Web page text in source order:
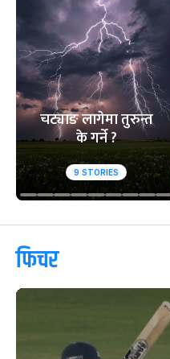
चट्याङ लागेमा तुरुन्त
के गर्ने ?
9 STORIES
फिचर